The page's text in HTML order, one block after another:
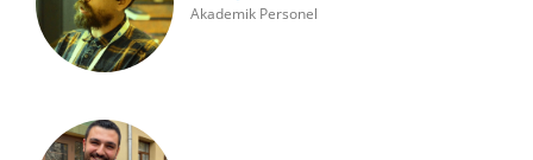
Akademik Personel